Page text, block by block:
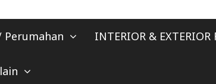
Perumahan INTERIOR & EXTERIOR